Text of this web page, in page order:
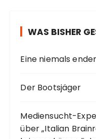
WAS BISHER
Eine niemals
Der Bootsjäger
Mediensucht-
über „Italian